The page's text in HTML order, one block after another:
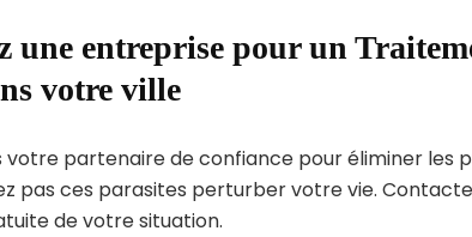
une entreprise pour un
votre ville
votre partenaire de confiance pour éliminer les
pas ces parasites perturber votre vie.
de votre situation.